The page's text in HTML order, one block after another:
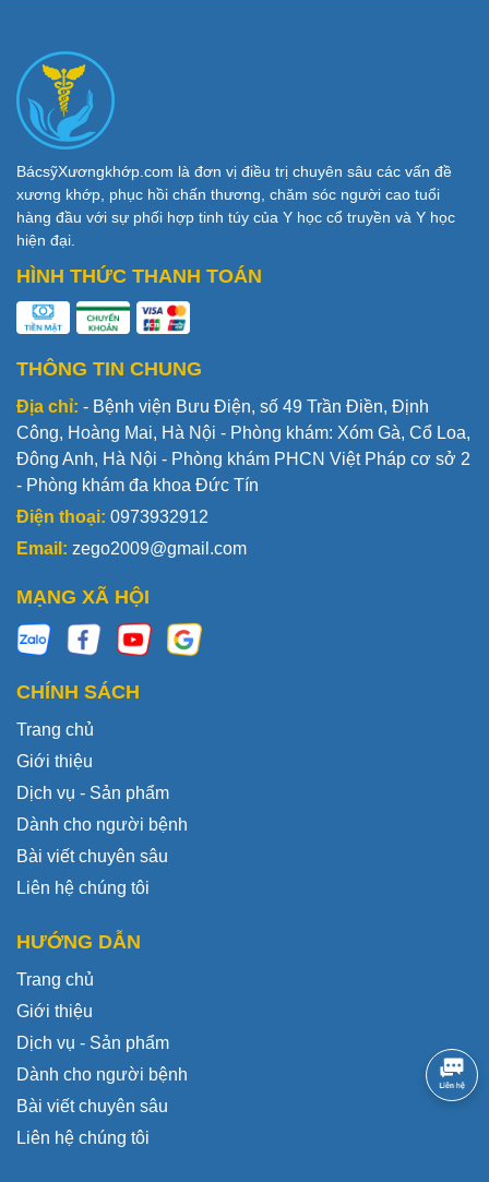
BácsỹXươngkhớp.com là đơn vị điều trị chuyên sâu các vấn đề
xương khớp, phục hồi chấn thương, chăm sóc người cao tuổi
hàng đầu với sự phối hợp tinh túy của Y học cổ truyền và Y học
hiện đại.
HÌNH THỨC THANH TOÁN
THÔNG TIN CHUNG
Địa chỉ: - Bệnh viện Bưu Điện, số 49 Trần Điền, Định
Công, Hoàng Mai, Hà Nội - Phòng khám: Xóm Gà, Cổ Loa,
Đông Anh, Hà Nội - Phòng khám PHCN Việt Pháp cơ sở 2
- Phòng khám đa khoa Đức Tín
Điện thoại: 0973932912
Email: zego2009@gmail.com
MẠNG XÃ HỘI
CHÍNH SÁCH
Trang chủ
Giới thiệu
Dịch vụ - Sản phẩm
Dành cho người bệnh
Bài viết chuyên sâu
Liên hệ chúng tôi
HƯỚNG DẪN
Trang chủ
Giới thiệu
Dịch vụ - Sản phẩm
Dành cho người bệnh
Bài viết chuyên sâu
Liên hệ chúng tôi